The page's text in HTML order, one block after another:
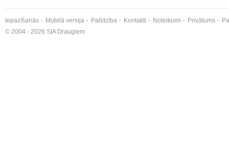
Iepazīšanās Mobilā versija Palīdzība Kontakti Noteikumi Privātums
© 2004 - 2026 SIA Draugiem